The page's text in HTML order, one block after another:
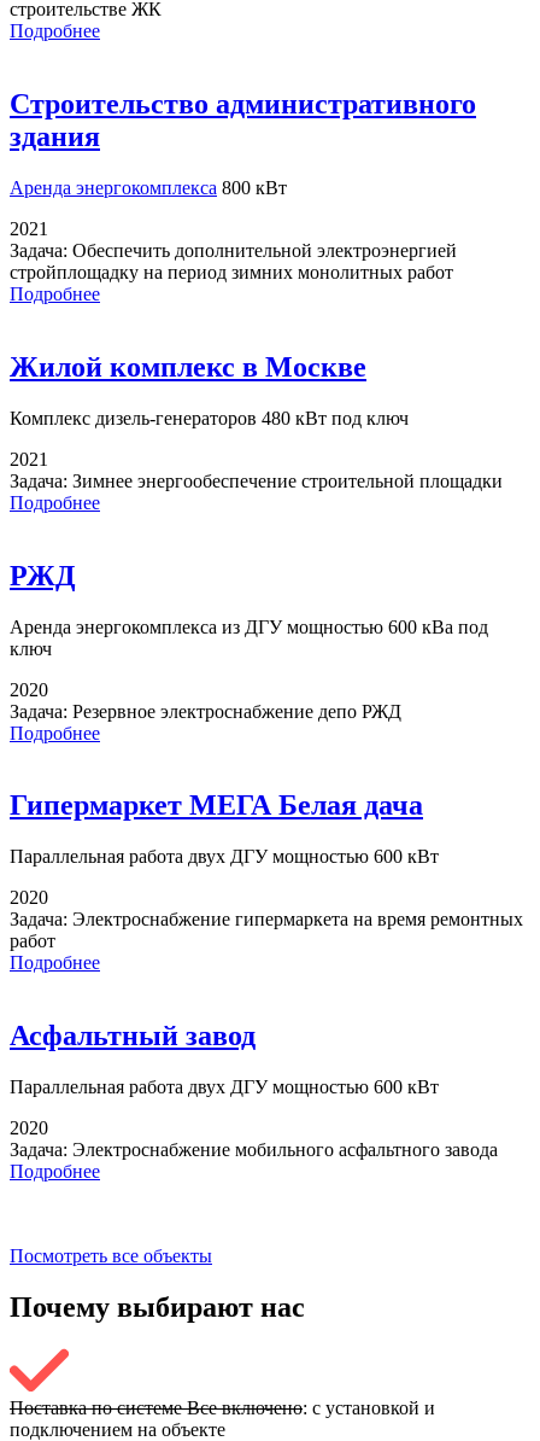
строительстве ЖК
Подробнее
Строительство административного
здания
Аренда энергокомплекса 800 кВт
2021
Задача: Обеспечить дополнительной электроэнергией
стройплощадку на период зимних монолитных работ
Подробнее
Жилой комплекс в Москве
Комплекс дизель-генераторов 480 кВт под ключ
2021
Задача: Зимнее энергообеспечение строительной площадки
Подробнее
РЖД
Аренда энергокомплекса из ДГУ мощностью 600 кВа под
ключ
2020
Задача: Резервное электроснабжение депо РЖД
Подробнее
Гипермаркет МЕГА Белая дача
Параллельная работа двух ДГУ мощностью 600 кВт
2020
Задача: Электроснабжение гипермаркета на время ремонтных
работ
Подробнее
Асфальтный завод
Параллельная работа двух ДГУ мощностью 600 кВт
2020
Задача: Электроснабжение мобильного асфальтного завода
Подробнее
Посмотреть все объекты
Почему выбирают нас
Поставка по системе Все включено: с установкой и
подключением на объекте